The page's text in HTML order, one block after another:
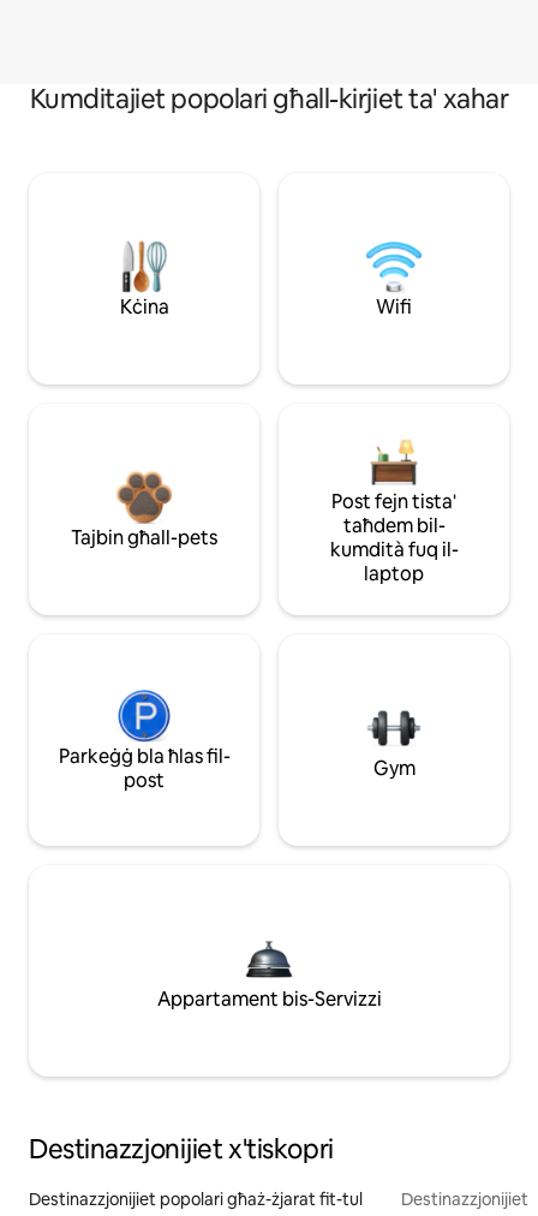
Kumditajiet popolari għall-kirjiet ta' xahar
Kċina Wifi
Tajbin għall-pets
Post fejn tista'
taħdem bil-
kumdità fuq il-
laptop
Parkeġġ bla ħlas fil-
post
Gym
Appartament bis-Servizzi
Destinazzjonijiet x'tiskopri
Destinazzjonijiet popolari għaż-żjarat fit-tul Destinazzjonijiet